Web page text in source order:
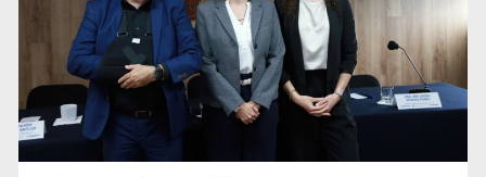
Ya hay solicitud de audiencia de imputación en caso Eli
Castro